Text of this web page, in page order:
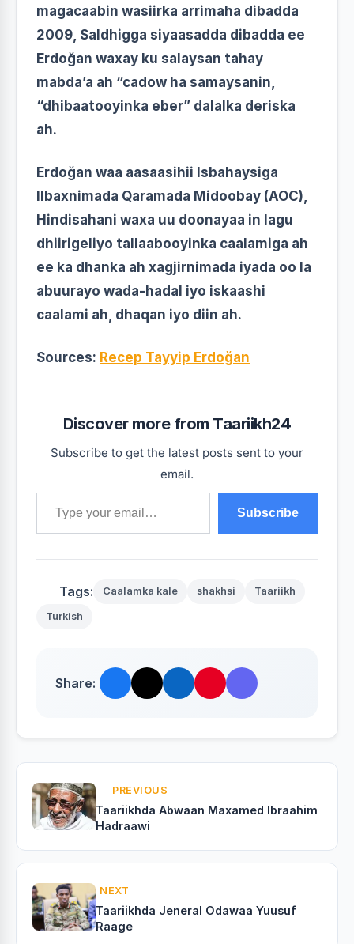
magacaabin wasiirka arrimaha dibadda
2009, Saldhigga siyaasadda dibadda ee
Erdoğan waxay ku salaysan tahay
mabda’a ah “cadow ha samaysanin,
“dhibaatooyinka eber” dalalka deriska
ah.
Erdoğan waa aasaasihii Isbahaysiga
Ilbaxnimada Qaramada Midoobay (AOC),
Hindisahani waxa uu doonayaa in lagu
dhiirigeliyo tallaabooyinka caalamiga ah
ee ka dhanka ah xagjirnimada iyada oo la
abuurayo wada-hadal iyo iskaashi
caalami ah, dhaqan iyo diin ah.
Sources: Recep Tayyip Erdoğan
Discover more from Taariikh24
Subscribe to get the latest posts sent to your
email.
Type your email…
Subscribe
Tags: Caalamka kale shakhsi Taariikh
Turkish
Share:
PREVIOUS
Taariikhda Abwaan Maxamed Ibraahim
Hadraawi
NEXT
Taariikhda Jeneral Odawaa Yuusuf
Raage